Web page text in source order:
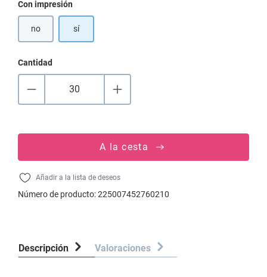
Seleccione
Con impresión
no(Esta opción no está disponible en este momento.)
sí
Cantidad
A la cesta
Añadir a la lista de deseos
Número de producto:225007452760210
Descripción Valoraciones